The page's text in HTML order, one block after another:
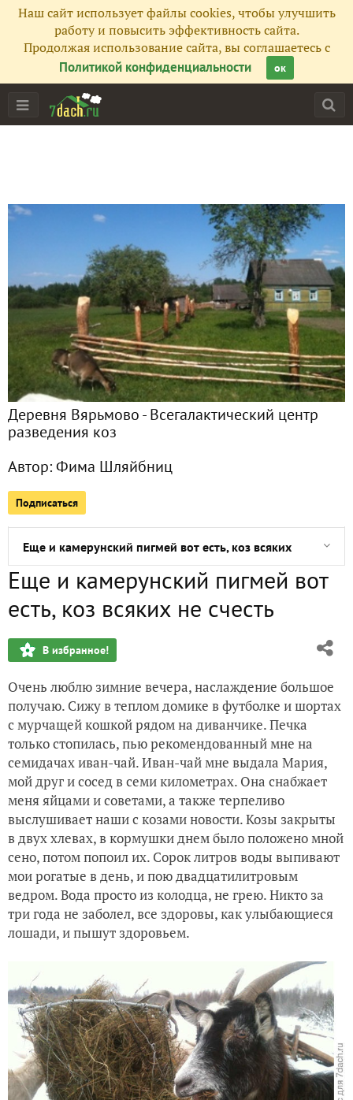
Наш сайт использует файлы cookies, чтобы улучшить
работу и повысить эффективность сайта.
Продолжая использование сайта, вы соглашаетесь с
Политикой конфиденциальности
ок
Деревня Вярьмово - Всегалактический центр
разведения коз
Автор:Фима Шляйбниц
Подписаться
Сейчас обсуждают
Козлиные новости, взрослый старт Принцессы,
И не про коз совсем, а про козье молоко и его запах
Зааненские, Русские белые. И еще о вярьмовских козах,
Маруся — лидер стада
Козья зимняя жизнь в хлеве
Еще и камерунский пигмей вот есть, коз всяких не счесть
Нигерийский карлик, боязнь и козы
Сливочное масло, еда и кошка Багира
Машка, снег и рептилоиды
Пара чужих коз и реакция стада. Ну и о жизни немного
Стадо, козлы и спасение Принцессы
Еще и камерунский пигмей вот
есть, коз всяких не счесть
В избранное!
Очень люблю зимние вечера, наслаждение большое
получаю. Сижу в теплом домике в футболке и шортах
с мурчащей кошкой рядом на диванчике. Печка
только стопилась, пью рекомендованный мне на
семидачах иван-чай. Иван-чай мне выдала Мария,
мой друг и сосед в семи километрах. Она снабжает
меня яйцами и советами, а также терпеливо
выслушивает наши с козами новости. Козы закрыты
в двух хлевах, в кормушки днем было положено мной
сено, потом попоил их. Сорок литров воды выпивают
мои рогатые в день, и пою двадцатилитровым
ведром. Вода просто из колодца, не грею. Никто за
три года не заболел, все здоровы, как улыбающиеся
лошади, и пышут здоровьем.